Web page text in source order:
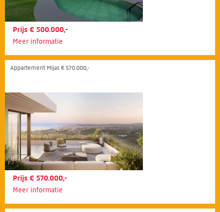
Prijs € 500.000,-
Meer informatie
Appartement Mijas € 570.000,-
Prijs € 570.000,-
Meer informatie